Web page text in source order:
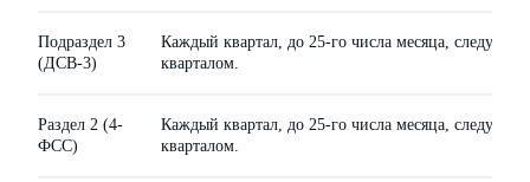
Подраздел 3
(ДСВ-3)
Каждый квартал, до 25-го числа месяца,
кварталом.
Раздел 2 (4-
ФСС)
Каждый квартал, до 25-го числа месяца,
кварталом.